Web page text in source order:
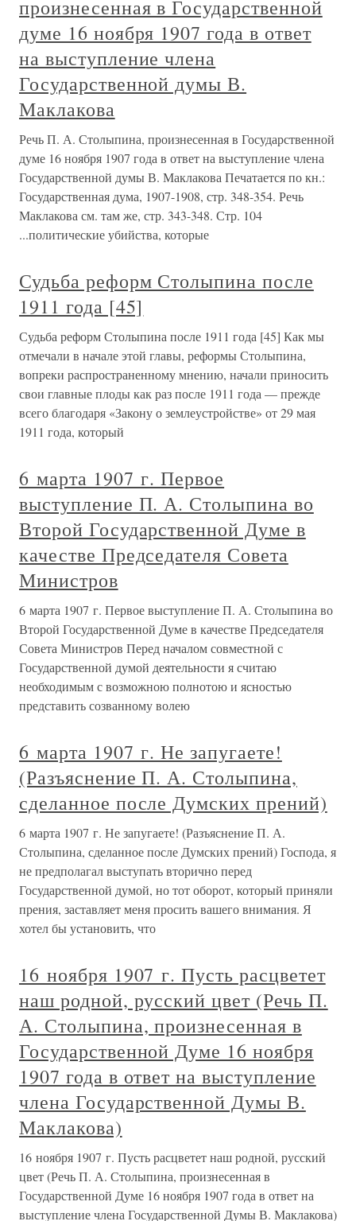
произнесенная в Государственной
думе 16 ноября 1907 года в ответ
на выступление члена
Государственной думы В.
Маклакова
Речь П. А. Столыпина, произнесенная в Государственной
думе 16 ноября 1907 года в ответ на выступление члена
Государственной думы В. Маклакова Печатается по кн.:
Государственная дума, 1907-1908, стр. 348-354. Речь
Маклакова см. там же, стр. 343-348. Стр. 104
...политические убийства, которые
Судьба реформ Столыпина после
1911 года [45]
Судьба реформ Столыпина после 1911 года [45] Как мы
отмечали в начале этой главы, реформы Столыпина,
вопреки распространенному мнению, начали приносить
свои главные плоды как раз после 1911 года — прежде
всего благодаря «Закону о землеустройстве» от 29 мая
1911 года, который
6 марта 1907 г. Первое
выступление П. А. Столыпина во
Второй Государственной Думе в
качестве Председателя Совета
Министров
6 марта 1907 г. Первое выступление П. А. Столыпина во
Второй Государственной Думе в качестве Председателя
Совета Министров Перед началом совместной с
Государственной думой деятельности я считаю
необходимым с возможною полнотою и ясностью
представить созванному волею
6 марта 1907 г. Не запугаете!
(Разъяснение П. А. Столыпина,
сделанное после Думских прений)
6 марта 1907 г. Не запугаете! (Разъяснение П. А.
Столыпина, сделанное после Думских прений) Господа, я
не предполагал выступать вторично перед
Государственной думой, но тот оборот, который приняли
прения, заставляет меня просить вашего внимания. Я
хотел бы установить, что
16 ноября 1907 г. Пусть расцветет
наш родной, русский цвет (Речь П.
А. Столыпина, произнесенная в
Государственной Думе 16 ноября
1907 года в ответ на выступление
члена Государственной Думы В.
Маклакова)
16 ноября 1907 г. Пусть расцветет наш родной, русский
цвет (Речь П. А. Столыпина, произнесенная в
Государственной Думе 16 ноября 1907 года в ответ на
выступление члена Государственной Думы В. Маклакова)